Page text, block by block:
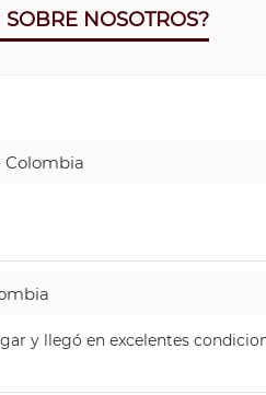
NOSOTROS?
Colombia
y llegó en excelentes